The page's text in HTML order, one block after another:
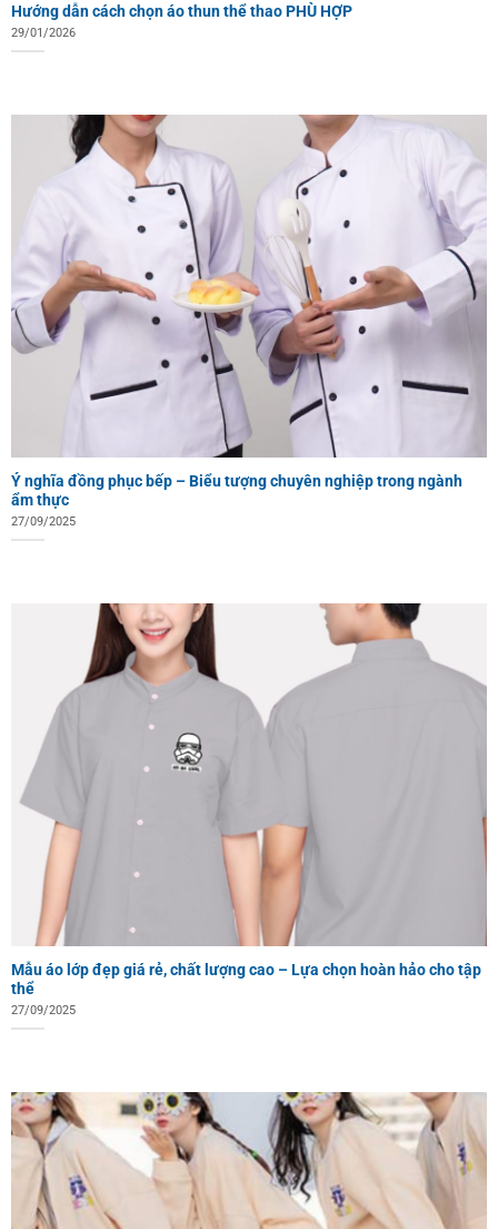
Hướng dẫn cách chọn áo thun thể thao PHÙ HỢP
29/01/2026
Ý nghĩa đồng phục bếp – Biểu tượng chuyên nghiệp trong ngành
ẩm thực
27/09/2025
Mẫu áo lớp đẹp giá rẻ, chất lượng cao – Lựa chọn hoàn hảo cho tập
thể
27/09/2025